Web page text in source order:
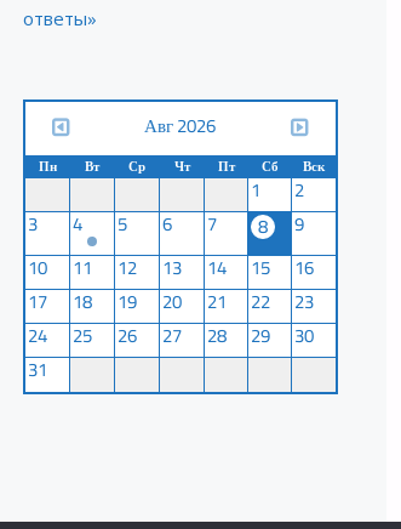
ответы»
Авг 2026
Пн Вт Ср Чт Пт Сб Вск
1
2
3
4 5 6 7 8
9
10
11 12 13 14 15
16
17
18 19 20 21 22
23
24
25 26 27 28 29
30
31